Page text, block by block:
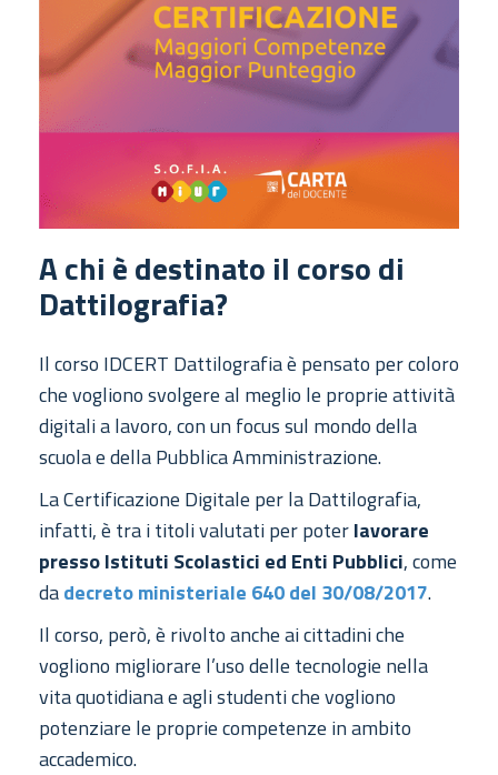
A chi è destinato il corso di
Dattilografia?
Il corso IDCERT Dattilografia è pensato per coloro
che vogliono svolgere al meglio le proprie attività
digitali a lavoro, con un focus sul mondo della
scuola e della Pubblica Amministrazione.
La Certificazione Digitale per la Dattilografia,
infatti, è tra i titoli valutati per poterlavorare
presso Istituti Scolastici ed Enti Pubblici, come
dadecreto ministeriale 640 del 30/08/2017.
Il corso, però, è rivolto anche ai cittadini che
vogliono migliorare l’uso delle tecnologie nella
vita quotidiana e agli studenti che vogliono
potenziare le proprie competenze in ambito
accademico.